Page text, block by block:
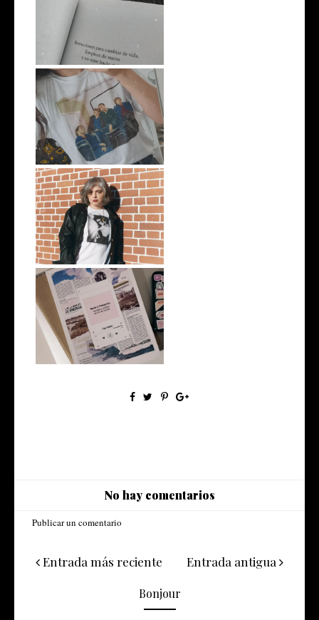
#EscritosImpacientes
Unas vacaciones raras
#Playlist AY NOT DEAD by
Mariana En...
Made in Patagonia, bandas y
solista...
No hay comentarios
Publicar un comentario
Entrada más reciente Entrada antigua
Bonjour